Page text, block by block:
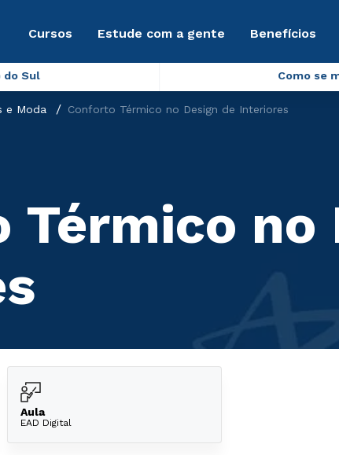
Cursos Estude com a gente Benefícios
do Sul Como se
e Moda Conforto Térmico no Design de Interiores
Térmico no
Aula
EAD Digital